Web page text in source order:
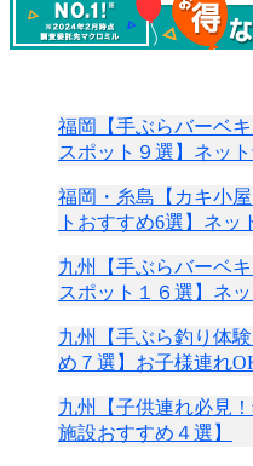
福岡【手ぶらバーベ
スポット９選】ネット
福岡・糸島【カキ小
トおすすめ6選】ネッ
九州【手ぶらバーベ
スポット１６選】ネ
九州【手ぶら釣り体
め７選】お子様連れ
九州【子供連れ必見
施設おすすめ４選】